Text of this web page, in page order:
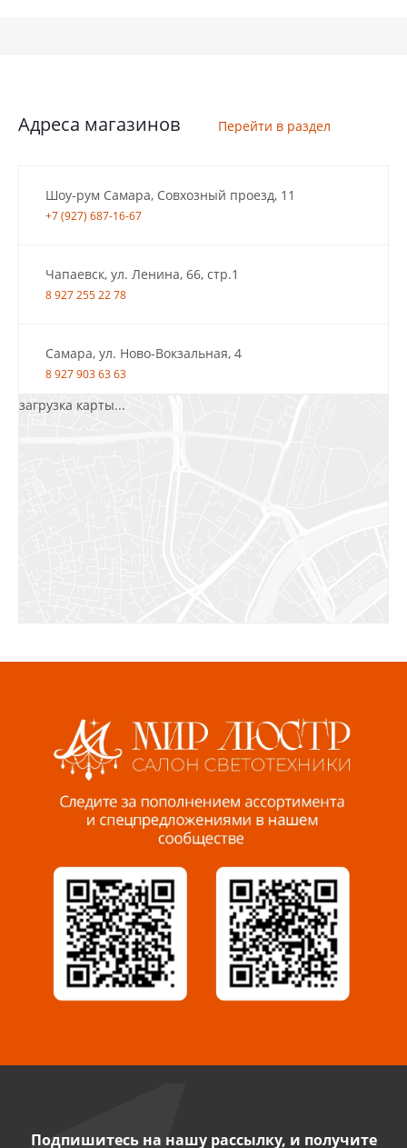
Адреса магазинов Перейти в раздел
Шоу-рум Самара, Совхозный проезд, 11
+7 (927) 687-16-67
Чапаевск, ул. Ленина, 66, стр.1
8 927 255 22 78
Самара, ул. Ново-Вокзальная, 4
8 927 903 63 63
Пенза, ул. Пролетарская, 61 ТЦ "Стройбери"
Миасс, ул. Романенко, 95
8 922 500 30 39
Сызрань, ул. Декабристов, 1А
8 927 009 54 63
Саратов, ул. Танкистов, 37 (БЦ «Дикомп»)
загрузка карты...
Подпишитесь на нашу рассылку, и получите